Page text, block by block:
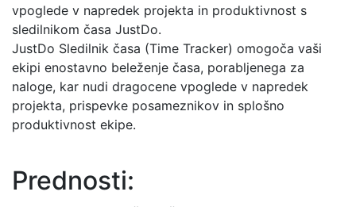
vpoglede v napredek projekta in produktivnost s
sledilnikom časa JustDo.
JustDo Sledilnik časa (Time Tracker) omogoča vaši
ekipi enostavno beleženje časa, porabljenega za
naloge, kar nudi dragocene vpoglede v napredek
projekta, prispevke posameznikov in splošno
produktivnost ekipe.
Prednosti: